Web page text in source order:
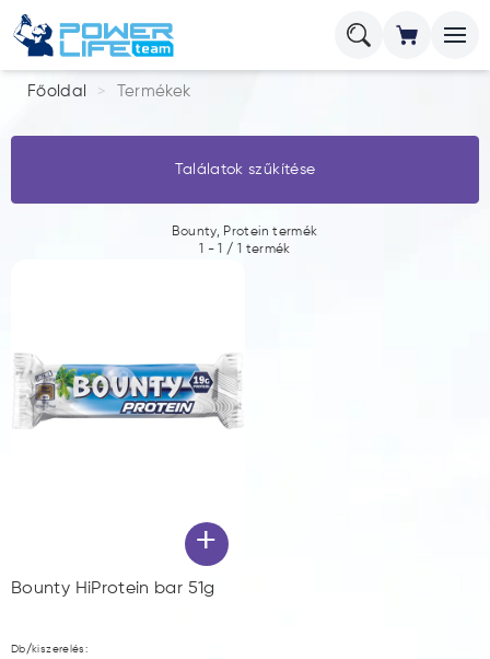
Főoldal Termékek
Találatok szűkítése
Bounty, Protein termék
1 -1 / 1 termék
+
Bounty HiProtein bar 51g
Db/kiszerelés: